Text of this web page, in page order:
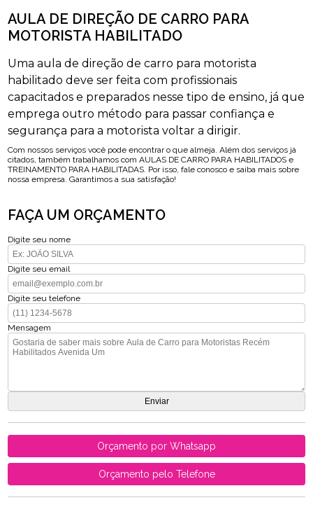
AULA DE DIREÇÃO DE CARRO PARA
MOTORISTA HABILITADO
Uma aula de direção de carro para motorista
habilitado deve ser feita com profissionais
capacitados e preparados nesse tipo de ensino, já que
emprega outro método para passar confiança e
segurança para a motorista voltar a dirigir.
Com nossos serviços você pode encontrar o que almeja. Além dos serviços já
citados, também trabalhamos com AULAS DE CARRO PARA HABILITADOS e
TREINAMENTO PARA HABILITADAS. Por isso, fale conosco e saiba mais sobre
nossa empresa. Garantimos a sua satisfação!
FAÇA UM ORÇAMENTO
Digite seu nome
Digite seu email
Digite seu telefone
Mensagem
Orçamento por Whatsapp
Orçamento pelo Telefone